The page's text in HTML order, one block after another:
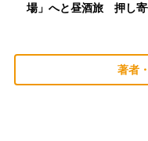
場」へと昼酒旅 押し
著者